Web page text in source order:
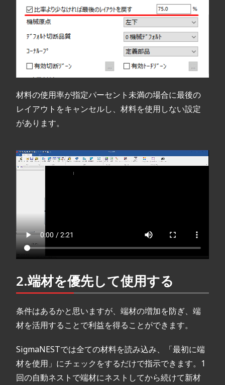
材料の使用率が指定パーセント未満の場合に最後の
レイアウトをキャンセルし、材料を使用しない設定
があります。
2.端材を優先して使用する
条件はあるかと思いますが、端材の増加を防ぎ、端
材を活用することで利益を得ることができます。
SigmaNESTでは全ての材料を読み込み、「最初に端
材を使用」にチェックをするだけで指示できます。1
回の自動ネストで端材にネストしてから続けて新材